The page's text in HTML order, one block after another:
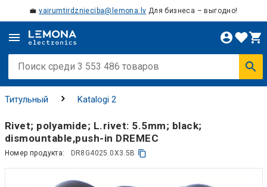
💼vairumtirdznieciba@lemona.lv Для бизнеса – выгодно!
Титульный Katalogi 2
Rivet; polyamide; L.rivet: 5.5mm; black;
dismountable,push-in DREMEC
Номер продукта: DR8G4025.0X3.5B